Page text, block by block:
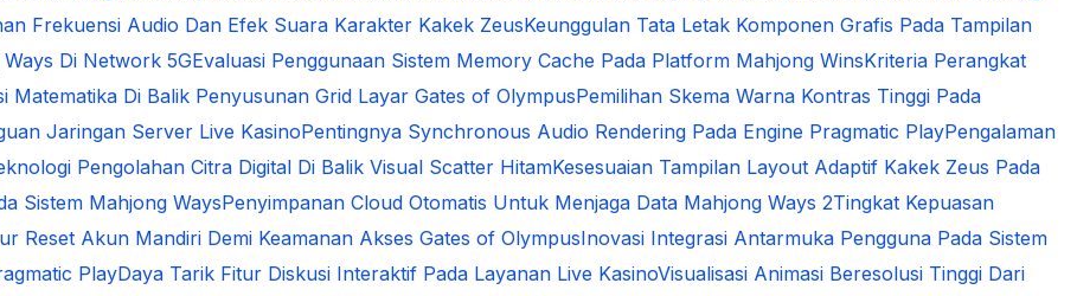
Frekuensi Audio Dan Efek Suara Karakter Kakek ZeusKeunggulan Tata Letak Komponen Grafis Pada Tampilan
Di Network 5GEvaluasi Penggunaan Sistem Memory Cache Pada Platform Mahjong WinsKriteria Perangkat
Matematika Di Balik Penyusunan Grid Layar Gates of OlympusPemilihan Skema Warna Kontras Tinggi Pada
Jaringan Server Live KasinoPentingnya Synchronous Audio Rendering Pada Engine Pragmatic PlayPengalaman
Pengolahan Citra Digital Di Balik Visual Scatter HitamKesesuaian Tampilan Layout Adaptif Kakek Zeus Pada
Sistem Mahjong WaysPenyimpanan Cloud Otomatis Untuk Menjaga Data Mahjong Ways 2Tingkat Kepuasan
Reset Akun Mandiri Demi Keamanan Akses Gates of OlympusInovasi Integrasi Antarmuka Pengguna Pada Sistem
PlayDaya Tarik Fitur Diskusi Interaktif Pada Layanan Live KasinoVisualisasi Animasi Beresolusi Tinggi Dari